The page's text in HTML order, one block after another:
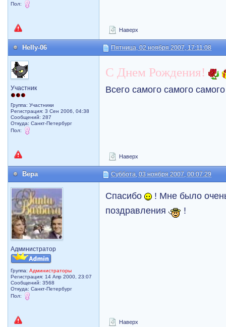
Пол:
Наверх
Helly-06 Пятница, 02 ноября 2007, 17:11:08
Участник
Группа: Участники
Регистрация: 3 Сен 2006, 04:38
Сообщений: 287
Откуда: Санкт-Петербург
Пол:
С Днем Рождения!
Всего самого самого
Наверх
Вера Суббота, 03 ноября 2007, 00:07:29
Администратор
Группа:Администраторы
Регистрация: 14 Апр 2000, 23:07
Сообщений: 3568
Откуда: Санкт-Петербург
Пол:
Спасибо
! Мне было
поздравления
!
Наверх